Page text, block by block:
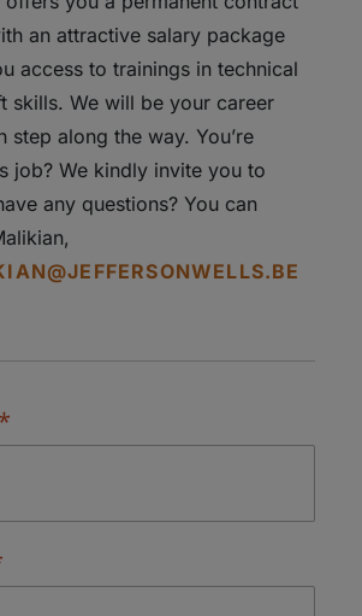
an attractive salary package
access to trainings in technical
skills. We will be your career
step along the way. You’re
job? We kindly invite you to
any questions? You can